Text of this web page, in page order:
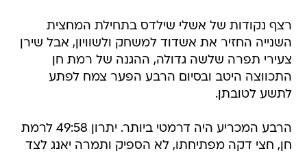
רצף נקודות של אשלי שילדס בתחילת המחצית
השנייה החזיר את אשדוד למשחק ולשוויון, אבל שירן
צעירי תפרה שלשה גדולה, ההגנה של רמת חן
התכווצה היטב ובסיום הרבע הפער צמח לפתע
לתשע לטובתן.
הרבע המכריע היה דרמטי ביותר. יתרון 49:58 לרמת
חן, חצי דקה מפתיחתו, לא הספיק ותמרה יאנג לצד